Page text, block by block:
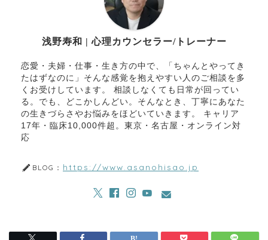
浅野寿和 | 心理カウンセラー/トレーナー
恋愛・夫婦・仕事・生き方の中で、「ちゃんとやってき
たはずなのに」そんな感覚を抱えやすい人のご相談を多
くお受けしています。 相談しなくても日常が回ってい
る。でも、どこかしんどい。そんなとき、丁寧にあなた
の生きづらさやお悩みをほどいていきます。 キャリア
17年・臨床10,000件超。東京・名古屋・オンライン対
応
BLOG： https://www.asanohisao.jp